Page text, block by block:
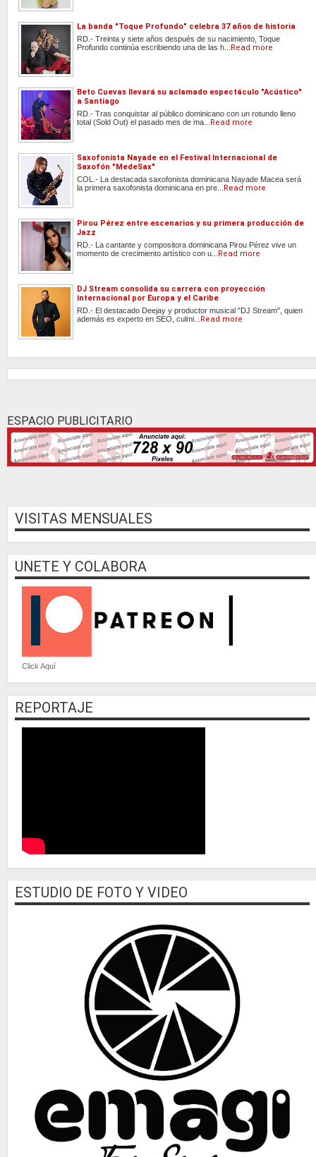
La banda "Toque Profundo" celebra 37 años de historia
RD.- Treinta y siete años después de su nacimiento, Toque
Profundo continúa escribiendo una de las h...
Read more
Beto Cuevas llevará su aclamado espectáculo "Acústico"
a Santiago
RD.- Tras conquistar al público dominicano con un rotundo lleno
total (Sold Out) el pasado mes de ma...
Read more
Saxofonista Nayade en el Festival Internacional de
Saxofón "MedeSax"
COL.- La destacada saxofonista dominicana Nayade Macea será
la primera saxofonista dominicana en pre...
Read more
Pirou Pérez entre escenarios y su primera producción de
Jazz
RD.- La cantante y compositora dominicana Pirou Pérez vive un
momento de crecimiento artístico con u...
Read more
DJ Stream consolida su carrera con proyección
internacional por Europa y el Caribe
RD.- El destacado Deejay y productor musical "DJ Stream", quien
además es experto en SEO, culmi...
Read more
ESPACIO PUBLICITARIO
VISITAS MENSUALES
UNETE Y COLABORA
Click Aquí
REPORTAJE
ESTUDIO DE FOTO Y VIDEO